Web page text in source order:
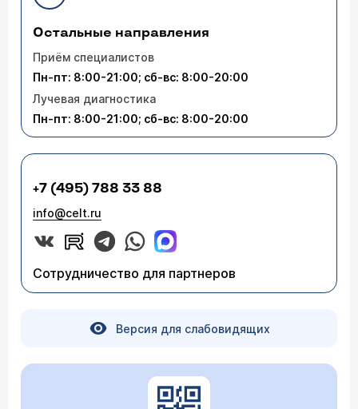
Остальные направления
Приём специалистов
Пн-пт: 8:00-21:00; сб-вс: 8:00-20:00
Лучевая диагностика
Пн-пт: 8:00-21:00; сб-вс: 8:00-20:00
+7 (495) 788 33 88
info@celt.ru
Сотрудничество для партнеров
Версия для слабовидящих